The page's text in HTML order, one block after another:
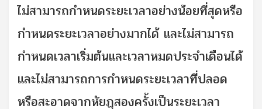
ไม่สามารถกำหนดระยะเวลาอย่างน้อยที่สุดหรือ
กำหนดระยะเวลาอย่างมากได้ และไม่สามารถ
กำหนดเวลาเริ่มต้นและเวลาหมดประจำเดือนได้
และไม่สามารถการกำหนดระยะเวลาที่ปลอด
หรือสะอาดจากหัยฏฺสองครั้งเป็นระยะเวลา